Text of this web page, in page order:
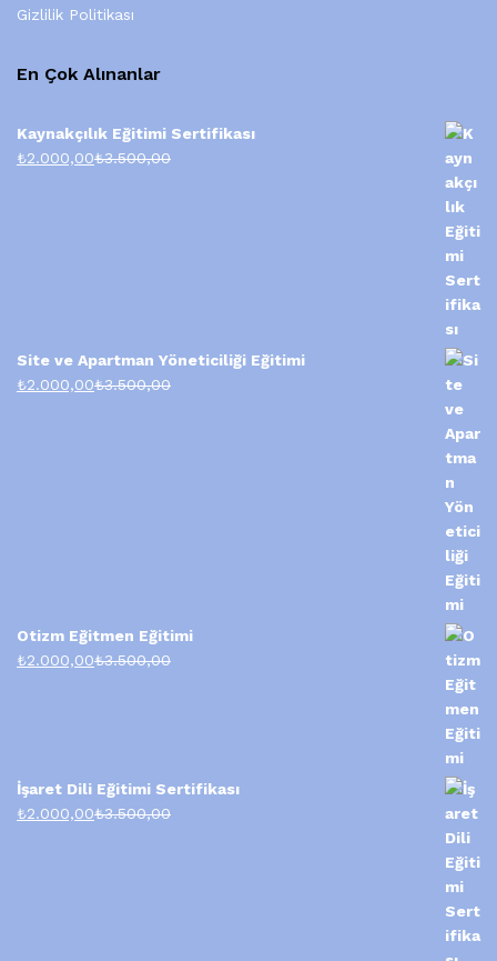
Gizlilik Politikası
En Çok Alınanlar
Kaynakçılık Eğitimi Sertifikası
₺2.000,00₺3.500,00
Site ve Apartman Yöneticiliği Eğitimi
₺2.000,00₺3.500,00
Otizm Eğitmen Eğitimi
₺2.000,00₺3.500,00
İşaret Dili Eğitimi Sertifikası
₺2.000,00₺3.500,00